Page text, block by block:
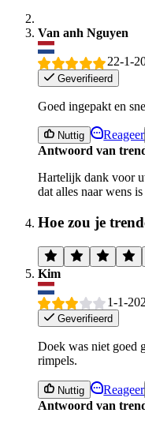
Van anh Nguyen
22-1-
Geverifieerd
Goed ingepakt en
Nuttig Reageer
Antwoord van
Hartelijk dank voor
dat alles naar wens
Hoe zou je
Kim
1-1-
Geverifieerd
Doek was niet goed
rimpels.
Nuttig Reageer
Antwoord van